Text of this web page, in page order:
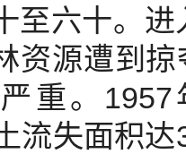
至六十。
资源遭到
重。
流失面积